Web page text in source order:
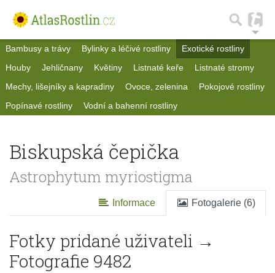
Bambusy a trávy Bylinky a léčivé rostliny
Exotické rostliny
Houby
Jehličnany Květiny Listnaté keře
Listnaté stromy
Mechy, lišejníky a kapradiny
Ovoce, zelenina
Pokojové rostliny
Popínavé rostliny
Vodní a bahenní rostliny
Biskupská čepička
Astrophytum myriostigma
Informace Fotogalerie (6)
Fotky pridané uživateli →
Fotografie 9482